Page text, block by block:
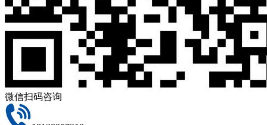
微信扫码咨询